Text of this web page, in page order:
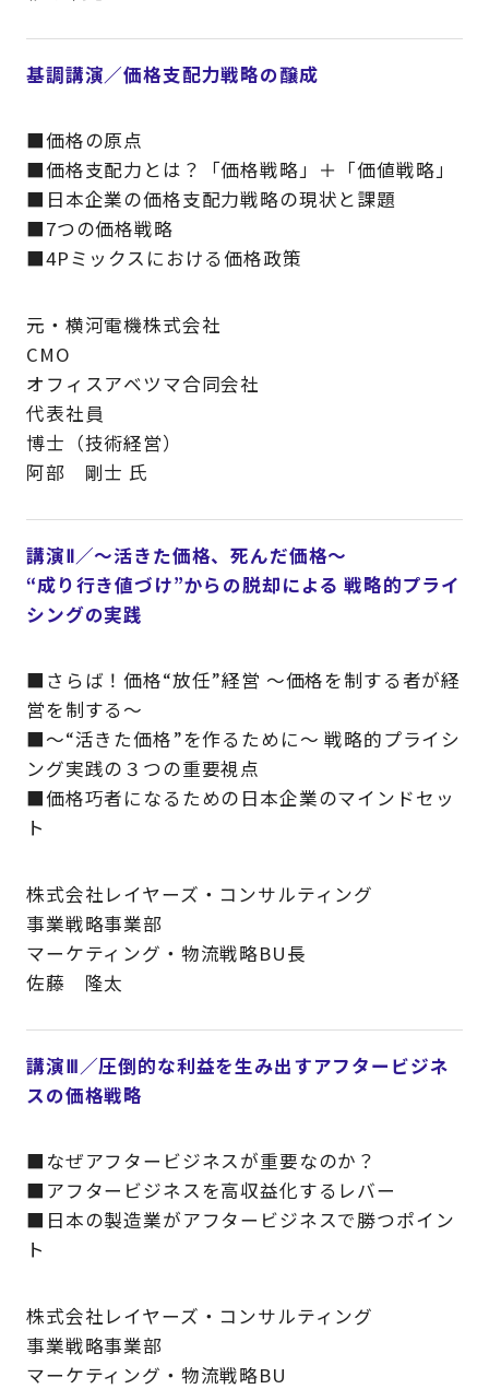
基調講演／価格支配力戦略の醸成
■価格の原点
■価格支配力とは？「価格戦略」＋「価値戦略」
■日本企業の価格支配力戦略の現状と課題
■7つの価格戦略
■4Pミックスにおける価格政策
元・横河電機株式会社
CMO
オフィスアベツマ合同会社
代表社員
博士（技術経営）
阿部 剛士 氏
講演Ⅱ／～活きた価格、死んだ価格～
“成り行き値づけ”からの脱却による 戦略的プライ
シングの実践
■さらば！価格“放任”経営 ～価格を制する者が経
営を制する～
■～“活きた価格”を作るために～ 戦略的プライシ
ング実践の３つの重要視点
■価格巧者になるための日本企業のマインドセッ
ト
株式会社レイヤーズ・コンサルティング
事業戦略事業部
マーケティング・物流戦略BU長
佐藤 隆太
講演Ⅲ／圧倒的な利益を生み出すアフタービジネ
スの価格戦略
■なぜアフタービジネスが重要なのか？
■アフタービジネスを高収益化するレバー
■日本の製造業がアフタービジネスで勝つポイン
ト
株式会社レイヤーズ・コンサルティング
事業戦略事業部
マーケティング・物流戦略BU